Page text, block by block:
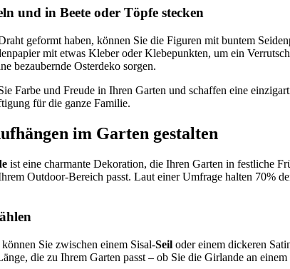
und in Beete oder Töpfe stecken
geformt haben, können Sie die Figuren mit buntem
mit etwas Kleber oder Klebepunkten, um ein
bezaubernde Osterdeko sorgen.
Farbe und Freude in Ihren Garten und schaffen eine
für die ganze Familie.
im Garten gestalten
ist eine charmante Dekoration, die Ihren Garten in festliche
Outdoor-Bereich passt. Laut einer Umfrage halten 70%
können Sie zwischen einem Sisal-Seil oder einem dickeren
die zu Ihrem Garten passt – ob Sie die Girlande an